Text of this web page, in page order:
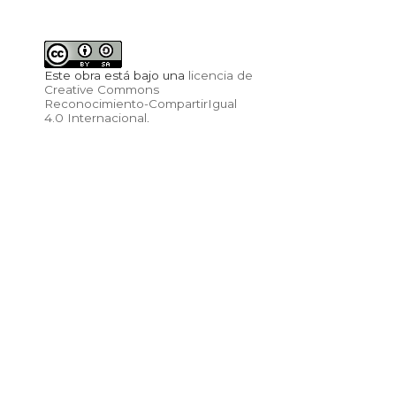
Este obra está bajo una licencia de
Creative Commons
Reconocimiento-CompartirIgual
4.0 Internacional